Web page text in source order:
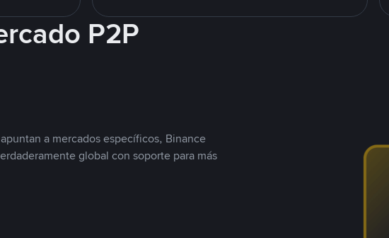
P2P
a mercados específicos, Binance
global con soporte para más